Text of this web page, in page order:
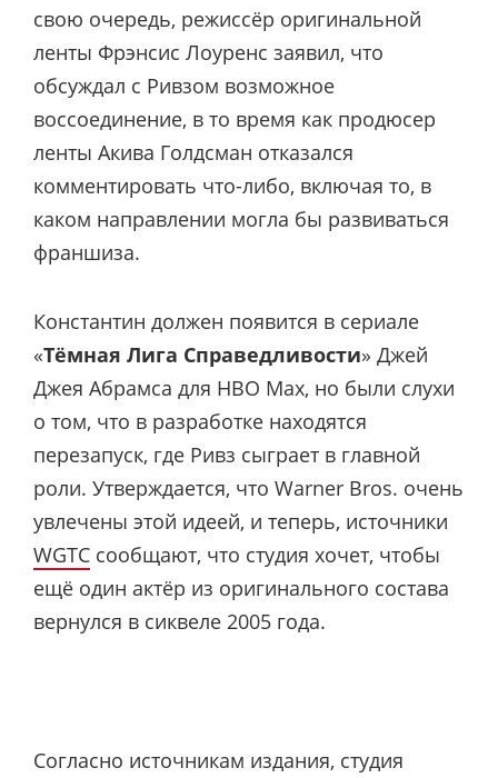
свою очередь, режиссёр оригинальной
ленты Фрэнсис Лоуренс заявил, что
обсуждал с Ривзом возможное
воссоединение, в то время как продюсер
ленты Акива Голдсман отказался
комментировать что-либо, включая то, в
каком направлении могла бы развиваться
франшиза.
Константин должен появится в сериале
«Тёмная Лига Справедливости» Джей
Джея Абрамса для HBO Max, но были слухи
о том, что в разработке находятся
перезапуск, где Ривз сыграет в главной
роли. Утверждается, что Warner Bros. очень
увлечены этой идеей, и теперь, источники
WGTC сообщают, что студия хочет, чтобы
ещё один актёр из оригинального состава
вернулся в сиквеле 2005 года.
Согласно источникам издания, студия